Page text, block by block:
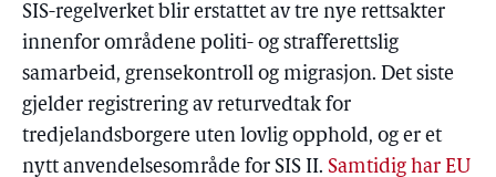
SIS-regelverket blir erstattet av tre nye rettsakter
innenfor områdene politi- og strafferettslig
samarbeid, grensekontroll og migrasjon. Det siste
gjelder registrering av returvedtak for
tredjelandsborgere uten lovlig opphold, og er et
nytt anvendelsesområde for SIS II. Samtidig har EU